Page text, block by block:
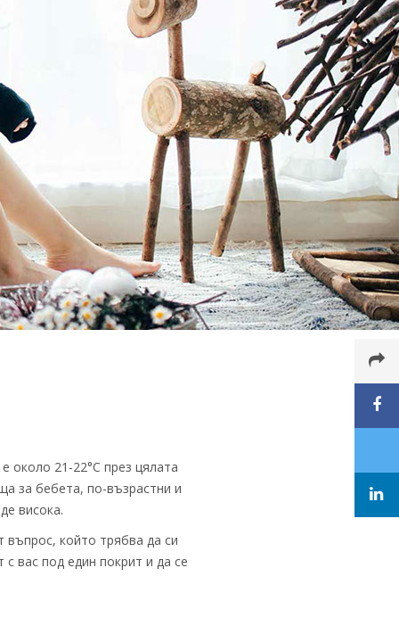
около 21-22°C през цялата
за бебета, по-възрастни и
висока.
въпрос, който трябва да си
вас под един покрит и да се